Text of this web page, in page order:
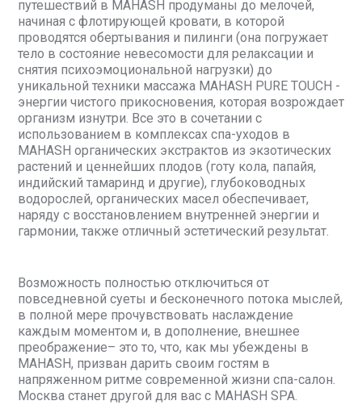
путешествий в MAHASH продуманы до мелочей,
начиная с флотирующей кровати, в которой
проводятся обертывания и пилинги (она погружает
тело в состояние невесомости для релаксации и
снятия психоэмоциональной нагрузки) до
уникальной техники массажа MAHASH PURE TOUCH -
энергии чистого прикосновения, которая возрождает
организм изнутри. Все это в сочетании с
использованием в комплексах спа-уходов в
MAHASH органических экстрактов из экзотических
растений и ценнейших плодов (готу кола, папайя,
индийский тамаринд и другие), глубоководных
водорослей, органических масел обеспечивает,
наряду с восстановлением внутренней энергии и
гармонии, также отличный эстетический результат.
Возможность полностью отключиться от
повседневной суеты и бесконечного потока мыслей,
в полной мере прочувствовать наслаждение
каждым моментом и, в дополнение, внешнее
преображение– это то, что, как мы убеждены в
MAHASH, призван дарить своим гостям в
напряженном ритме современной жизни спа-салон.
Москва станет другой для вас с MAHASH SPA.